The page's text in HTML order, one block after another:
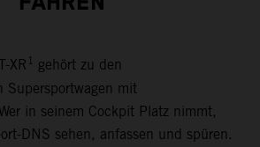
XR 1 gehört zu den
Supersportwagen mit
in seinem Cockpit Platz nimmt,
DNS sehen, anfassen und spüren.